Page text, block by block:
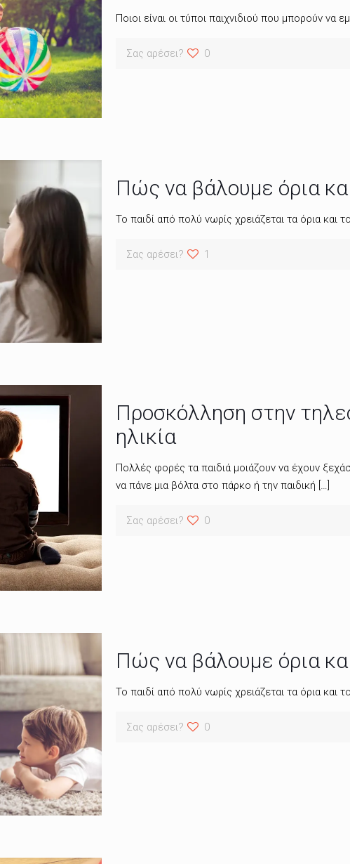
Ποιοι είναι οι τύποι παιχνιδιού που μπορούν να
Σας αρέσει? 0
Πώς να βάλουμε όρια
Το παιδί από πολύ νωρίς χρειάζεται τα όρια και
Σας αρέσει? 1
Προσκόλληση στην
ηλικία
Πολλές φορές τα παιδιά μοιάζουν να έχουν
να πάνε μια βόλτα στο πάρκο ή την παιδική […]
Σας αρέσει? 0
Πώς να βάλουμε όρια
Το παιδί από πολύ νωρίς χρειάζεται τα όρια και
Σας αρέσει? 0